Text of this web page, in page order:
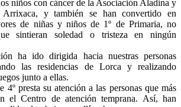
niños con cáncer de la Asociación Aladina y
y también se han convertido en
de niñas y niños de 1º de Primaria, no
sintieran soledad o tristeza en ningún
ha ido dirigida hacia nuestras personas
las residencias de Lorca y realizando
junto a ellas.
4º presta su atención a las personas que más
el Centro de atención temprana. Así, han